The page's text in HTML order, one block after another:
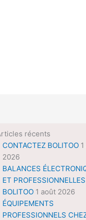
récents
CONTACTEZ BOLITOO
2026
BALANCES
ET
BOLITOO 1 août 2026
ÉQUIPEMENTS
PROFESSIONNELS